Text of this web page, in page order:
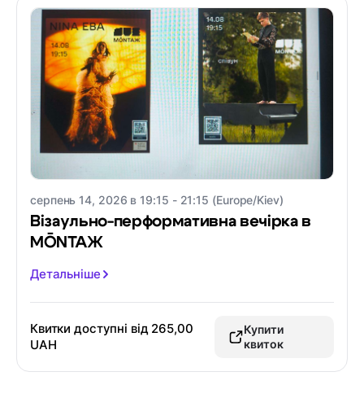
серпень 14, 2026 в 19:15 - 21:15 (Europe/Kiev)
Візаульно-перформативна вечірка в
MŌNTAЖ
Детальніше
Квитки доступні від 265,00
UAH
Купити
квиток